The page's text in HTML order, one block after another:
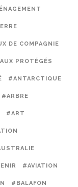
DE COMPAGNIE
PROTÉGÉS
#ANTARCTIQUE
#ARBRE
#ART
#AVIATION
#BALAFON